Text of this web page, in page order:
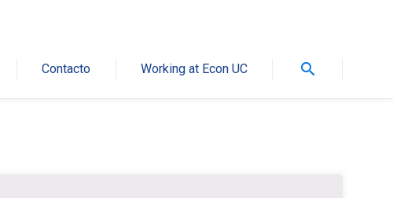
Contacto Working at Econ UC search